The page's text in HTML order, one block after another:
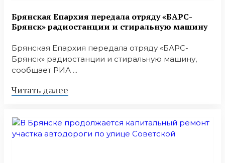
Брянская Епархия передала отряду «БАРС-
Брянск» радиостанции и стиральную машину
Брянская Епархия передала отряду «БАРС-
Брянск» радиостанции и стиральную машину,
сообщает РИА ...
Читать далее